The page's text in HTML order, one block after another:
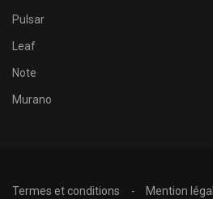
Pulsar
Leaf
Note
Murano
Termes et conditions
Mention